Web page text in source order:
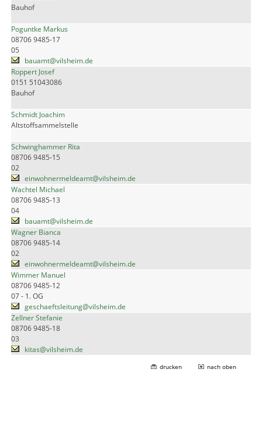
Bauhof
Poguntke Markus
08706 9485-17
05
bauamt@vilsheim.de
Roppert Josef
0151 51043086
Bauhof
Schmidt Joachim
Altstoffsammelstelle
Schwinghammer Rita
08706 9485-15
02
einwohnermeldeamt@vilsheim.de
Wachtel Michael
08706 9485-13
04
bauamt@vilsheim.de
Wagner Bianca
08706 9485-14
02
einwohnermeldeamt@vilsheim.de
Wimmer Manuel
08706 9485-12
07 - 1. OG
geschaeftsleitung@vilsheim.de
Zellner Stefanie
08706 9485-18
03
kitas@vilsheim.de
drucken nach oben